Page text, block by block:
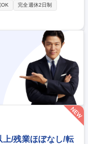
ロダクト改善にも関与で
は】We
に、メールやチャットで
せ。導入後のオンボーデ
。顧客の声をプロダクト
★インバウンド中心の営業
ていただきます 募集
/第二新卒歓迎/リモート可/
完全週休2日制
上/残業ほぼなし/転